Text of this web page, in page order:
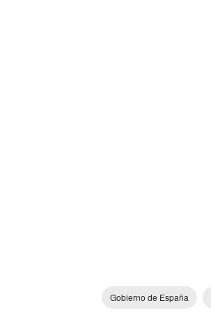
Gobierno de España